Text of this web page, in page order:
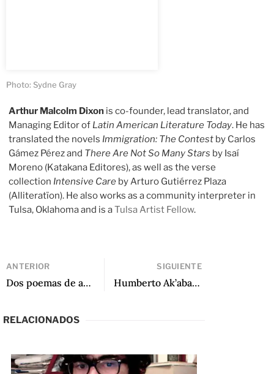
Photo: Sydne Gray
Arthur Malcolm Dixon is co-founder, lead translator, and
Managing Editor of Latin American Literature Today. He has
translated the novels Immigration: The Contest by Carlos
Gámez Pérez and There Are Not So Many Stars by Isaí
Moreno (Katakana Editores), as well as the verse
collection Intensive Care by Arturo Gutiérrez Plaza
(Alliteratïon). He also works as a community interpreter in
Tulsa, Oklahoma and is aTulsa Artist Fellow.
ANTERIOR
Dos poemas de amistad
SIGUIENTE
Humberto Ak’abal: “Soy un poeta bicéfalo”
RELACIONADOS